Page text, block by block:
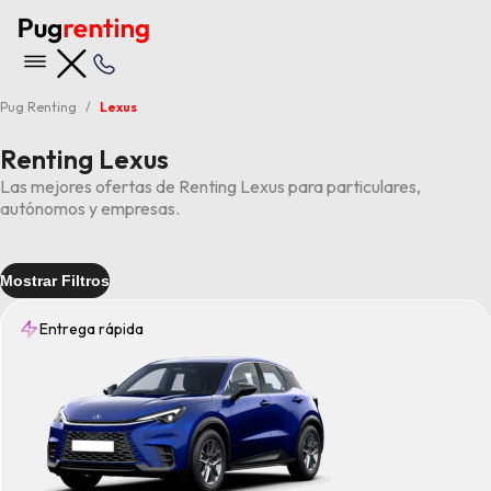
Pug Renting Lexus
Renting Lexus
Las mejores ofertas de Renting Lexus para particulares,
autónomos y empresas.
Mostrar Filtros
Entrega
Rápida(4)
Entrega rápida